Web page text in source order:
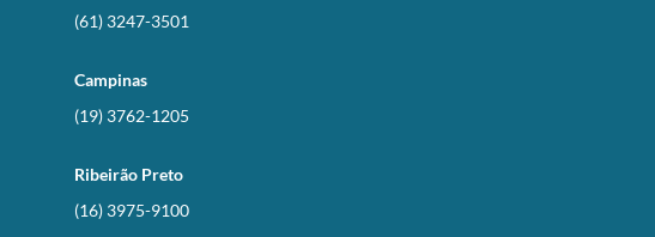
(61) 3247-3501
Campinas
(19) 3762-1205
Ribeirão Preto
(16) 3975-9100